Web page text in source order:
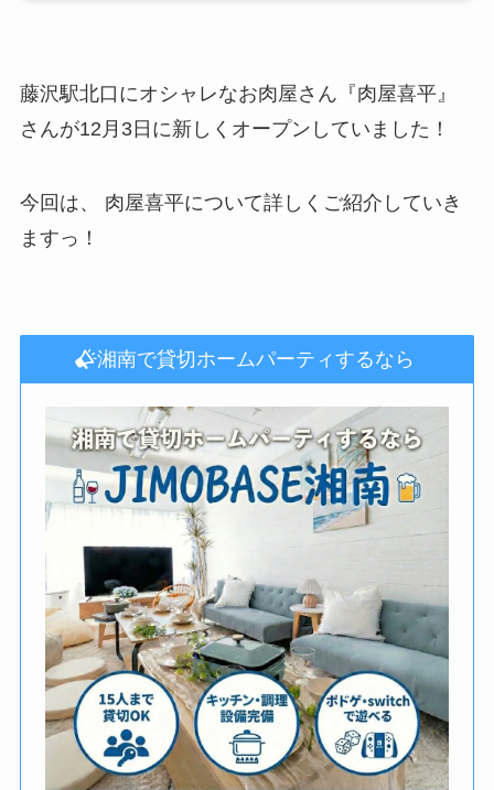
藤沢駅北口にオシャレなお肉屋さん『肉屋喜平』
さんが12月3日に新しくオープンしていました！
今回は、 肉屋喜平について詳しくご紹介していき
ますっ！
湘南で貸切ホームパーティするなら